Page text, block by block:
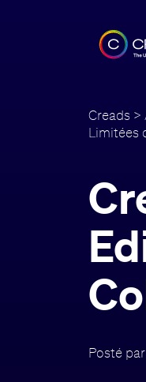
Creads >
Limitées
Posté par